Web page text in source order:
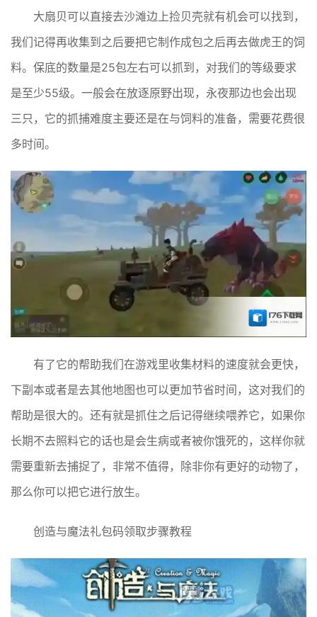
大扇贝可以直接去沙滩边上捡贝壳就有机会可以找到，
我们记得再收集到之后要把它制作成包之后再去做虎王的饲
料。保底的数量是25包左右可以抓到，对我们的等级要求
是至少55级。一般会在放逐原野出现，永夜那边也会出现
三只，它的抓捕难度主要还是在与饲料的准备，需要花费很
多时间。
有了它的帮助我们在游戏里收集材料的速度就会更快，
下副本或者是去其他地图也可以更加节省时间，这对我们的
帮助是很大的。还有就是抓住之后记得继续喂养它，如果你
长期不去照料它的话也是会生病或者被你饿死的，这样你就
需要重新去捕捉了，非常不值得，除非你有更好的动物了，
那么你可以把它进行放生。
创造与魔法礼包码领取步骤教程